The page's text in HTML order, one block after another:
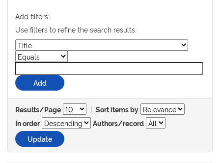
Add filters:
Use filters to refine the search results.
Results/Page | Sort items by
In order
Authors/record